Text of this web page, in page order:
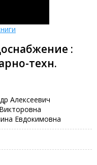
:
техн.
Алексеевич
Евдокимовна